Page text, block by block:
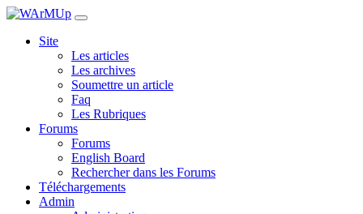
Site
Les articles
Les archives
Soumettre un article
Faq
Les Rubriques
Forums
Forums
English Board
Rechercher dans les Forums
Téléchargements
Admin